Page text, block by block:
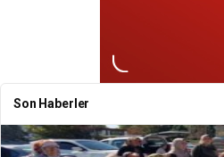
Son Haberler